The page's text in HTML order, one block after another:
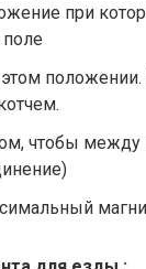
при
чтобы